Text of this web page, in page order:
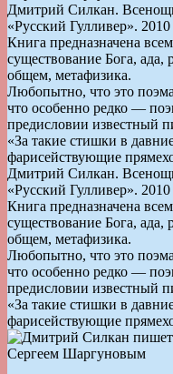
Дмитрий Силкан.
«Русский Гулливер». 2010
Книга предназначена
существование Бога, ада,
общем, метафизика.
Любопытно, что это
что особенно редко —
предисловии известный
«За такие стишки в
фарисействующие
Дмитрий Силкан.
«Русский Гулливер». 2010
Книга предназначена
существование Бога, ада,
общем, метафизика.
Любопытно, что это
что особенно редко —
предисловии известный
«За такие стишки в
фарисействующие